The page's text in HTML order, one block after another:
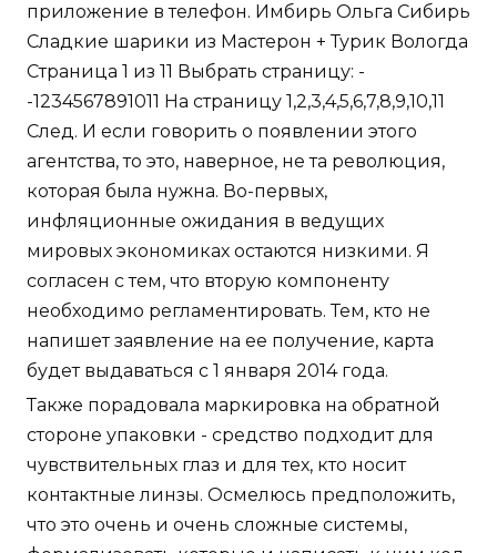
приложение в телефон. Имбирь Ольга Сибирь
Сладкие шарики из Мастерон + Турик Вологда
Страница 1 из 11 Выбрать страницу: -
-1234567891011 На страницу 1,2,3,4,5,6,7,8,9,10,11
След. И если говорить о появлении этого
агентства, то это, наверное, не та революция,
которая была нужна. Во-первых,
инфляционные ожидания в ведущих
мировых экономиках остаются низкими. Я
согласен с тем, что вторую компоненту
необходимо регламентировать. Тем, кто не
напишет заявление на ее получение, карта
будет выдаваться с 1 января 2014 года.
Также порадовала маркировка на обратной
стороне упаковки - средство подходит для
чувствительных глаз и для тех, кто носит
контактные линзы. Осмелюсь предположить,
что это очень и очень сложные системы,